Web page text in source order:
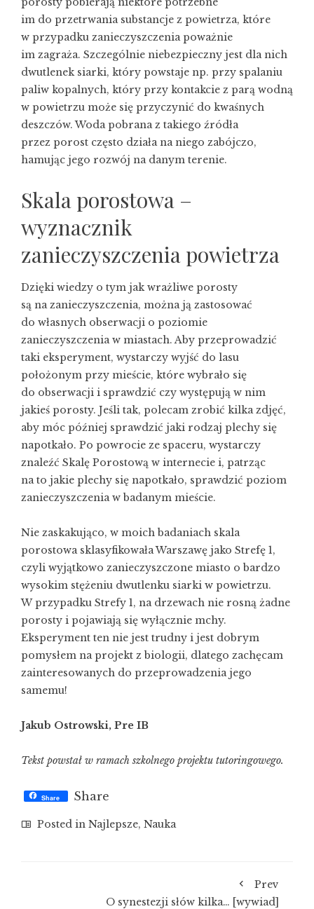
im do przetrwania substancje z powietrza, które
w przypadku zanieczyszczenia poważnie
im zagraża. Szczególnie niebezpieczny jest dla nich
dwutlenek siarki, który powstaje np. przy spalaniu
paliw kopalnych, który przy kontakcie z parą wodną
w powietrzu może się przyczynić do kwaśnych
deszczów. Woda pobrana z takiego źródła
przez porost często działa na niego zabójczo,
hamując jego rozwój na danym terenie.
Skala porostowa –
wyznacznik
zanieczyszczenia powietrza
Dzięki wiedzy o tym jak wrażliwe porosty
są na zanieczyszczenia, można ją zastosować
do własnych obserwacji o poziomie
zanieczyszczenia w miastach. Aby przeprowadzić
taki eksperyment, wystarczy wyjść do lasu
położonym przy mieście, które wybrało się
do obserwacji i sprawdzić czy występują w nim
jakieś porosty. Jeśli tak, polecam zrobić kilka zdjęć,
aby móc później sprawdzić jaki rodzaj plechy się
napotkało. Po powrocie ze spaceru, wystarczy
znaleźć Skalę Porostową w internecie i, patrząc
na to jakie plechy się napotkało, sprawdzić poziom
zanieczyszczenia w badanym mieście.
Nie zaskakująco, w moich badaniach skala
porostowa sklasyfikowała Warszawę jako Strefę 1,
czyli wyjątkowo zanieczyszczone miasto o bardzo
wysokim stężeniu dwutlenku siarki w powietrzu.
W przypadku Strefy 1, na drzewach nie rosną żadne
porosty i pojawiają się wyłącznie mchy.
Eksperyment ten nie jest trudny i jest dobrym
pomysłem na projekt z biologii, dlatego zachęcam
zainteresowanych do przeprowadzenia jego
samemu!
Jakub Ostrowski, Pre IB
Tekst powstał w ramach szkolnego projektu tutoringowego.
Share Share
Posted in Najlepsze, Nauka
Prev
O synestezji słów kilka… [wywiad]